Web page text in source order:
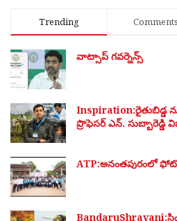
Trending Comments
వాట్సాప్ గవర్నెన్స్
Inspiration:రైతుబిడ్డ
ప్రొఫెసర్ ఎన్.
ATP:అనంతపురంలో